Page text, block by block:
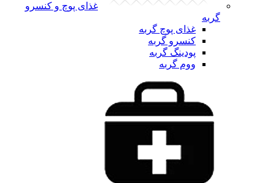
غذای پوچ و کنسرو
گربه
غذای پوچ گربه
کنسرو گربه
پودینگ گربه
ووم گربه